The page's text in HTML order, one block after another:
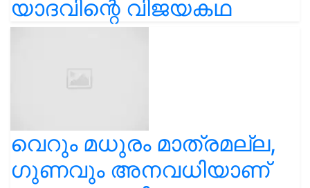
യാദവിന്റെ വിജയകഥ
വെറും മധുരം മാത്രമല്ല,
ഗുണവും അനവധിയാണ്